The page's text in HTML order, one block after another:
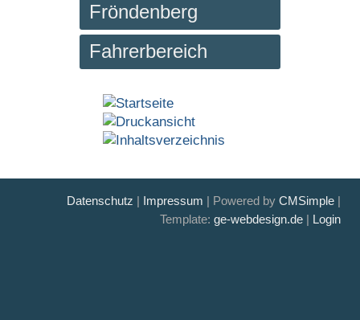
Fröndenberg
Fahrerbereich
Datenschutz | Impressum | Powered by CMSimple |
Template: ge-webdesign.de | Login